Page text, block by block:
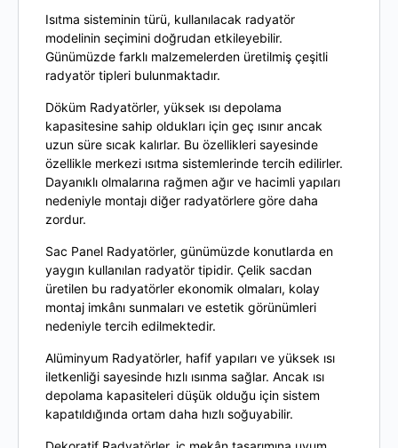
Isıtma sisteminin türü, kullanılacak radyatör
modelinin seçimini doğrudan etkileyebilir.
Günümüzde farklı malzemelerden üretilmiş çeşitli
radyatör tipleri bulunmaktadır.
Döküm Radyatörler, yüksek ısı depolama
kapasitesine sahip oldukları için geç ısınır ancak
uzun süre sıcak kalırlar. Bu özellikleri sayesinde
özellikle merkezi ısıtma sistemlerinde tercih edilirler.
Dayanıklı olmalarına rağmen ağır ve hacimli yapıları
nedeniyle montajı diğer radyatörlere göre daha
zordur.
Sac Panel Radyatörler, günümüzde konutlarda en
yaygın kullanılan radyatör tipidir. Çelik sacdan
üretilen bu radyatörler ekonomik olmaları, kolay
montaj imkânı sunmaları ve estetik görünümleri
nedeniyle tercih edilmektedir.
Alüminyum Radyatörler, hafif yapıları ve yüksek ısı
iletkenliği sayesinde hızlı ısınma sağlar. Ancak ısı
depolama kapasiteleri düşük olduğu için sistem
kapatıldığında ortam daha hızlı soğuyabilir.